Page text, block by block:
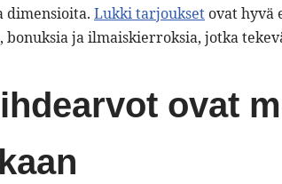
dimensioita. Lukki tarjouksetovat hyvä
bonuksia ja ilmaiskierroksia, jotka
ovat